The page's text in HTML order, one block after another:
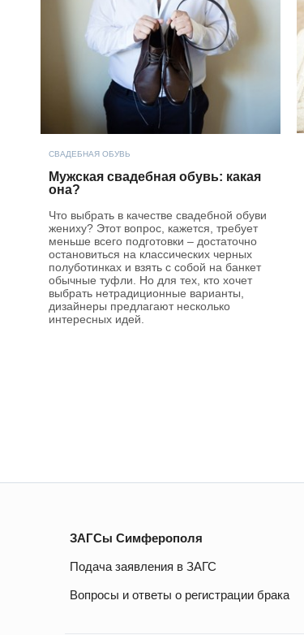
СВАДЕБНАЯ ОБУВЬ
Мужская свадебная обувь: какая
она?
Что выбрать в качестве свадебной обуви
жениху? Этот вопрос, кажется, требует
меньше всего подготовки – достаточно
остановиться на классических черных
полуботинках и взять с собой на банкет
обычные туфли. Но для тех, кто хочет
выбрать нетрадиционные варианты,
дизайнеры предлагают несколько
интересных идей.
ЗАГСы Симферополя
Подача заявления в ЗАГС
Вопросы и ответы о регистрации брака